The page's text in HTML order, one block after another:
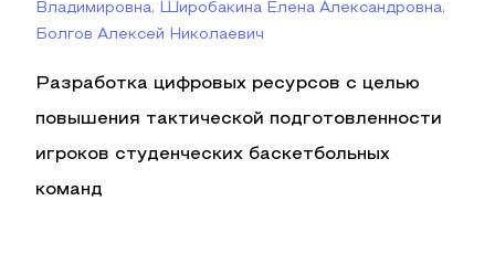
Владимировна, Широбакина Елена Александровна,
Болгов Алексей Николаевич
Разработка цифровых ресурсов с целью
повышения тактической подготовленности
игроков студенческих баскетбольных
команд